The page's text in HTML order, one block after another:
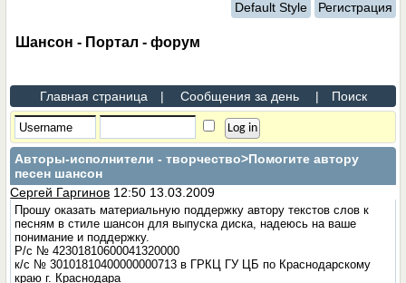
Default Style Регистрация
Шансон - Портал - форум
Главная страница | Сообщения за день | Поиск
Авторы-исполнители - творчество>Помогите автору
песен шансон
Сергей Гаргинов 12:50 13.03.2009
Прошу оказать материальную поддержку автору текстов слов к
песням в стиле шансон для выпуска диска, надеюсь на ваше
понимание и поддержку.
Р/с № 42301810600041320000
к/с № 30101810400000000713 в ГРКЦ ГУ ЦБ по Краснодарскому
краю г. Краснодара